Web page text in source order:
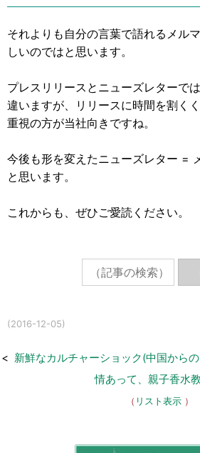
それよりも自分の言葉で語れるメル
しいのではと思います。
プレスリリースとニューズレターで
違いますが、リリースに時間を割く
重視の方が当社向きですね。
今後も形を変えたニューズレター =
と思います。
これからも、ぜひご愛読ください。
(2016-12-05)
< 新鮮なカルチャーショック(中国から
情あって、親子香水
（ リスト表示）